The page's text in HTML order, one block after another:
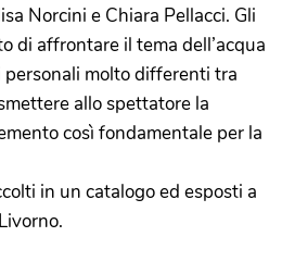
Norcini e Chiara Pellacci. Gli
di affrontare il tema dell’acqua
molto differenti tra
allo spettatore la
così fondamentale per la
in un catalogo ed esposti a